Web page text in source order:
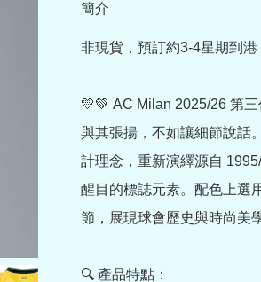
簡介
非現貨，預訂約3-4星期到
💛💚 AC Milan 2025/26 第
與其張揚，不如讓細節說話
計理念，重新演繹源自
醒目的標誌元素。配色上選
節，展現球會歷史與時尚美
🔍 產品特點：